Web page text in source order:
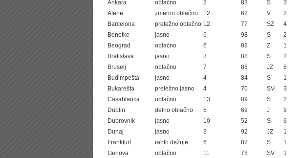
Ankara
oblačno 2 83 S 3
Atene
zmerno oblačno 12 62 V 2
Barcelona
pretežno oblačno 12 77 SZ 4
Benetke
jasno 6 98 S 2
Beograd
oblačno 6 88 Z 1
Bratislava
jasno 3 88 S 2
Bruselj
oblačno 7 88 JZ 6
Budimpešta
jasno 4 84 S 1
Bukarešta
pretežno jasno 4 70 SV 3
Casablanca
oblačno 13 89 S 2
Dublin
delno oblačno 6 69 J 9
Dubrovnik
jasno 10 52 S 6
Dunaj
jasno 3 92 JZ 1
Frankfurt
rahlo dežuje 6 87 S 1
Genova
oblačno 11 78 SV 1